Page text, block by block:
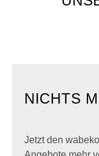
NICHTS
Jetzt den